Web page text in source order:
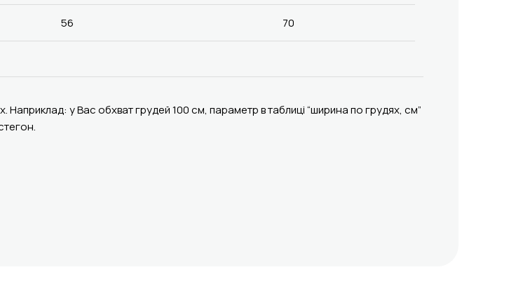
56 70
у Вас обхват грудей 100 см, параметр в таблиці “ширина по грудях, см”